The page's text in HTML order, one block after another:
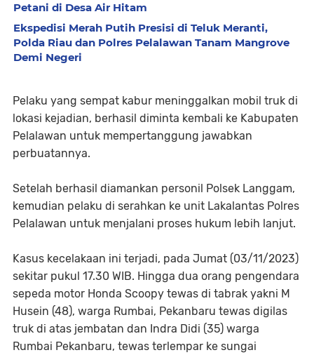
Petani di Desa Air Hitam
Ekspedisi Merah Putih Presisi di Teluk Meranti,
Polda Riau dan Polres Pelalawan Tanam Mangrove
Demi Negeri
Pelaku yang sempat kabur meninggalkan mobil truk di
lokasi kejadian, berhasil diminta kembali ke Kabupaten
Pelalawan untuk mempertanggung jawabkan
perbuatannya.
Setelah berhasil diamankan personil Polsek Langgam,
kemudian pelaku di serahkan ke unit Lakalantas Polres
Pelalawan untuk menjalani proses hukum lebih lanjut.
Kasus kecelakaan ini terjadi, pada Jumat (03/11/2023)
sekitar pukul 17.30 WIB. Hingga dua orang pengendara
sepeda motor Honda Scoopy tewas di tabrak yakni M
Husein (48), warga Rumbai, Pekanbaru tewas digilas
truk di atas jembatan dan Indra Didi (35) warga
Rumbai Pekanbaru, tewas terlempar ke sungai